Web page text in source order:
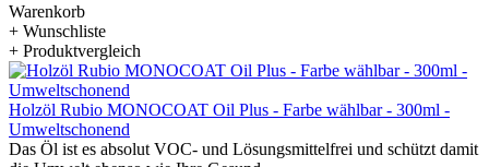
Warenkorb
+ Wunschliste
+ Produktvergleich
Holzöl Rubio MONOCOAT Oil Plus - Farbe wählbar - 300ml -
Umweltschonend
Das Öl ist es absolut VOC- und Lösungsmittelfrei und schützt damit